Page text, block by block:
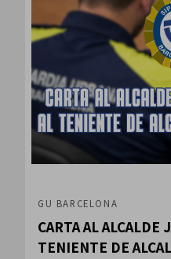
GU BARCELONA
CARTA AL ALCALDE
TENIENTE DE